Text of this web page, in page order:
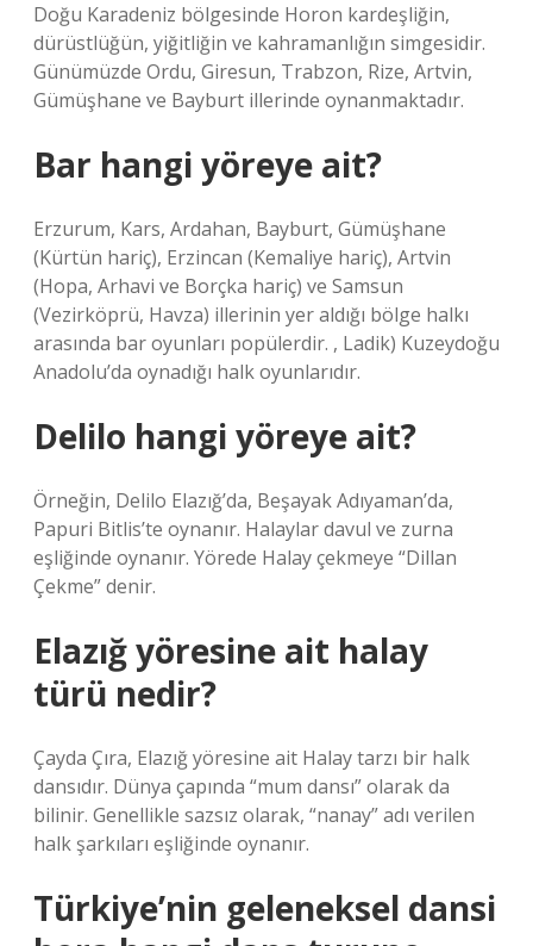
Doğu Karadeniz bölgesinde Horon kardeşliğin,
dürüstlüğün, yiğitliğin ve kahramanlığın simgesidir.
Günümüzde Ordu, Giresun, Trabzon, Rize, Artvin,
Gümüşhane ve Bayburt illerinde oynanmaktadır.
Bar hangi yöreye ait?
Erzurum, Kars, Ardahan, Bayburt, Gümüşhane
(Kürtün hariç), Erzincan (Kemaliye hariç), Artvin
(Hopa, Arhavi ve Borçka hariç) ve Samsun
(Vezirköprü, Havza) illerinin yer aldığı bölge halkı
arasında bar oyunları popülerdir. , Ladik) Kuzeydoğu
Anadolu’da oynadığı halk oyunlarıdır.
Delilo hangi yöreye ait?
Örneğin, Delilo Elazığ’da, Beşayak Adıyaman’da,
Papuri Bitlis’te oynanır. Halaylar davul ve zurna
eşliğinde oynanır. Yörede Halay çekmeye “Dillan
Çekme” denir.
Elazığ yöresine ait halay
türü nedir?
Çayda Çıra, Elazığ yöresine ait Halay tarzı bir halk
dansıdır. Dünya çapında “mum dansı” olarak da
bilinir. Genellikle sazsız olarak, “nanay” adı verilen
halk şarkıları eşliğinde oynanır.
Türkiye’nin geleneksel dansi